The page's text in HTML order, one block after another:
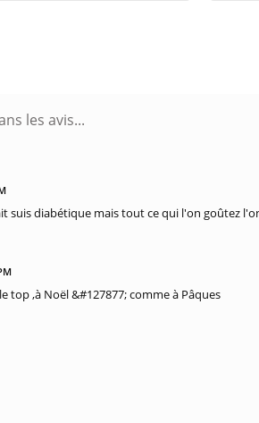
suis diabétique mais tout ce qui l'on goûtez
top ,à Noël &#127877; comme à Pâques